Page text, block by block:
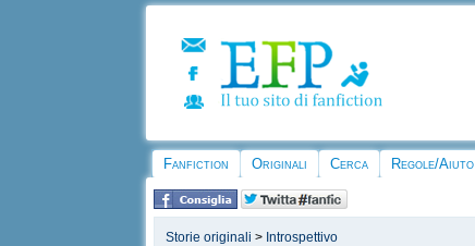
Fanfiction Originali Cerca Regole/Aiuto
Storie originali > Introspettivo